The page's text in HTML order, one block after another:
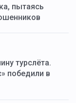
пытаясь
турслёта.
победили в